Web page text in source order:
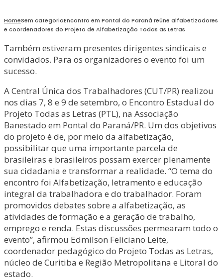
HomeSem categoriaEncontro em Pontal do Paraná reúne alfabetizadores
e coordenadores do Projeto de Alfabetização Todas as Letras
Também estiveram presentes dirigentes sindicais e
convidados. Para os organizadores o evento foi um
sucesso.
A Central Única dos Trabalhadores (CUT/PR) realizou
nos dias 7, 8 e 9 de setembro, o Encontro Estadual do
Projeto Todas as Letras (PTL), na Associação
Banestado em Pontal do Paraná/PR. Um dos objetivos
do projeto é de, por meio da alfabetização,
possibilitar que uma importante parcela de
brasileiras e brasileiros possam exercer plenamente
sua cidadania e transformar a realidade. “O tema do
encontro foi Alfabetização, letramento e educação
integral da trabalhadora e do trabalhador. Foram
promovidos debates sobre a alfabetização, as
atividades de formação e a geração de trabalho,
emprego e renda. Estas discussões permearam todo o
evento”, afirmou Edmilson Feliciano Leite,
coordenador pedagógico do Projeto Todas as Letras,
núcleo de Curitiba e Região Metropolitana e Litoral do
estado.